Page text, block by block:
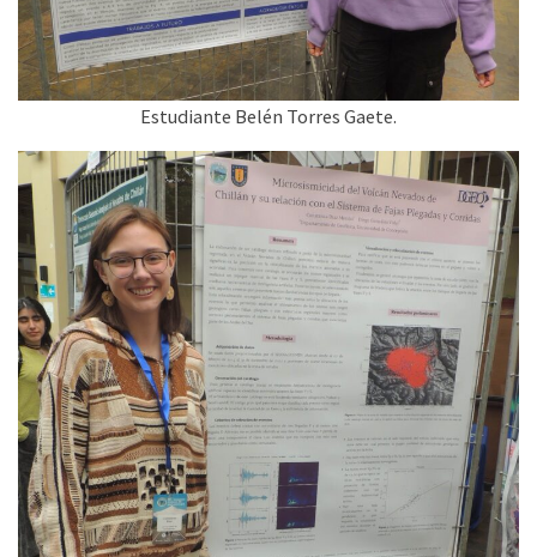
Estudiante Belén Torres Gaete.